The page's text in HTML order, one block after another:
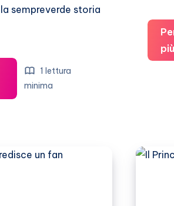
sempreverde storia
1 lettura
minima
più